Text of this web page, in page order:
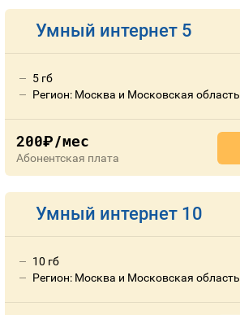
Умный интернет 5
5 гб
Регион: Москва и Московская область
200руб./мес
Абонентская плата
Умный интернет 10
10 гб
Регион: Москва и Московская область